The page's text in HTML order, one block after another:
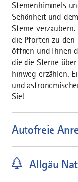
Sternenhimmels
Schönheit und
Sterne
die Pforten zu den
öffnen und Ihnen
die die Sterne
hinweg erzählen.
und
Sie!
Autofreie
Allgäu